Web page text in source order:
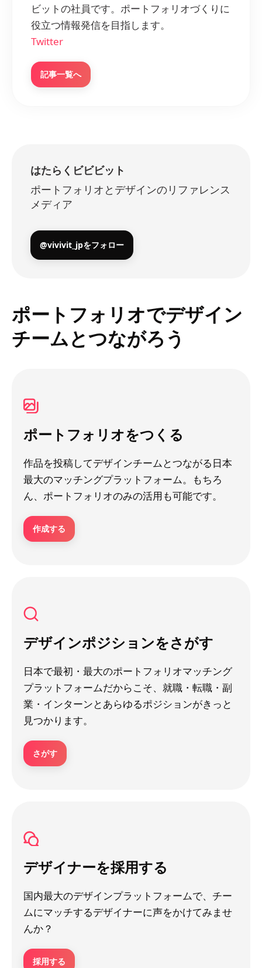
ビットの社員です。ポートフォリオづくりに
役立つ情報発信を目指します。
Twitter
記事一覧へ
はたらくビビビット
ポートフォリオとデザインのリファレンス
メディア
@vivivit_jpをフォロー
ポートフォリオでデザイン
チームとつながろう
ポートフォリオをつくる
作品を投稿してデザインチームとつながる日本
最大のマッチングプラットフォーム。もちろ
ん、ポートフォリオのみの活用も可能です。
作成する
デザインポジションをさがす
日本で最初・最大のポートフォリオマッチング
プラットフォームだからこそ、就職・転職・副
業・インターンとあらゆるポジションがきっと
見つかります。
さがす
デザイナーを採用する
国内最大のデザインプラットフォームで、チー
ムにマッチするデザイナーに声をかけてみませ
んか？
採用する